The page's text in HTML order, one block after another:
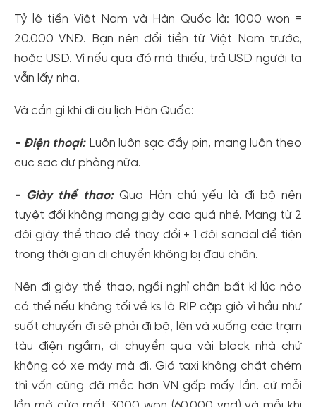
Tỷ lệ tiền Việt Nam và Hàn Quốc là: 1000 won =
20.000 VNĐ. Bạn nên đổi tiền từ Việt Nam trước,
hoặc USD. Vì nếu qua đó mà thiếu, trả USD người ta
vẫn lấy nha.
Và cần gì khi đi du lịch Hàn Quốc:
- Điện thoại:Luôn luôn sạc đầy pin, mang luôn theo
cục sạc dự phòng nữa.
- Giày thể thao:Qua Hàn chủ yếu là đi bộ nên
tuyệt đối không mang giày cao quá nhé. Mang từ 2
đôi giày thể thao để thay đổi + 1 đôi sandal để tiện
trong thời gian di chuyển không bị đau chân.
Nên đi giày thể thao, ngồi nghỉ chân bất kì lúc nào
có thể nếu không tối về ks là RIP cặp giò vì hầu như
suốt chuyến đi sẽ phải đi bộ, lên và xuống các trạm
tàu điện ngầm, di chuyển qua vài block nhà chứ
không có xe máy mà đi. Giá taxi không chặt chém
thì vốn cũng đã mắc hơn VN gấp mấy lần. cứ mỗi